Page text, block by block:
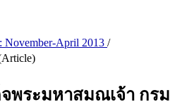
November-April 2013 /
พระมหาสมณเจ้า กรม